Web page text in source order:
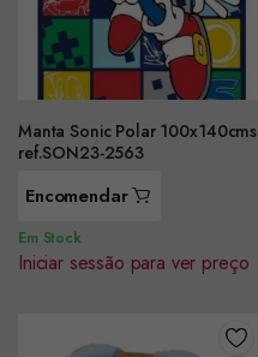
Manta Sonic Polar 100x140cms
ref.SON23-2563
Encomendar
Em Stock
Iniciar sessão para ver preço